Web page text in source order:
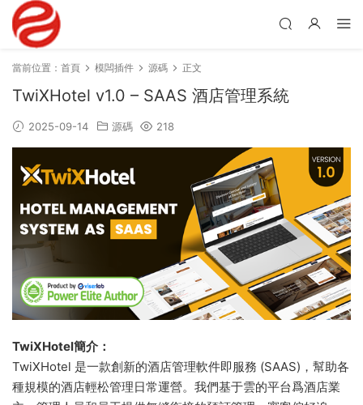
當前位置： 首頁 模闆插件 源碼 正文
TwiXHotel v1.0 – SAAS 酒店管理系統
2025-09-14 源碼 218
TwiXHotel簡介：
TwiXHotel 是一款創新的酒店管理軟件即服務 (SAAS)，幫助各
種規模的酒店輕松管理日常運營。我們基于雲的平台爲酒店業